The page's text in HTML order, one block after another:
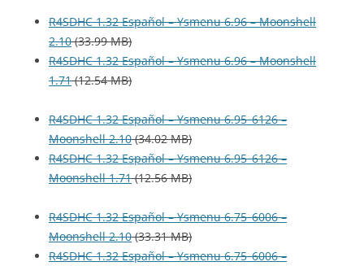
R4SDHC 1.32 Español – Ysmenu 6.96 – Moonshell
2.10(33.99 MB)
R4SDHC 1.32 Español – Ysmenu 6.96 – Moonshell
1.71(12.54 MB)
R4SDHC 1.32 Español – Ysmenu 6.95_6126 –
Moonshell 2.10(34.02 MB)
R4SDHC 1.32 Español – Ysmenu 6.95_6126 –
Moonshell 1.71(12.56 MB)
R4SDHC 1.32 Español – Ysmenu 6.75_6006 –
Moonshell 2.10(33.31 MB)
R4SDHC 1.32 Español – Ysmenu 6.75_6006 –